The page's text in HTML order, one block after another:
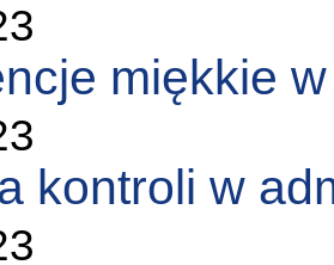
miękkie
kontroli w